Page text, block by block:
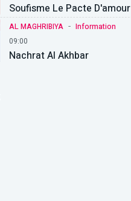
Soufisme Le Pacte D'amour
AL MAGHRIBIYA - Information
09:00
Nachrat Al Akhbar